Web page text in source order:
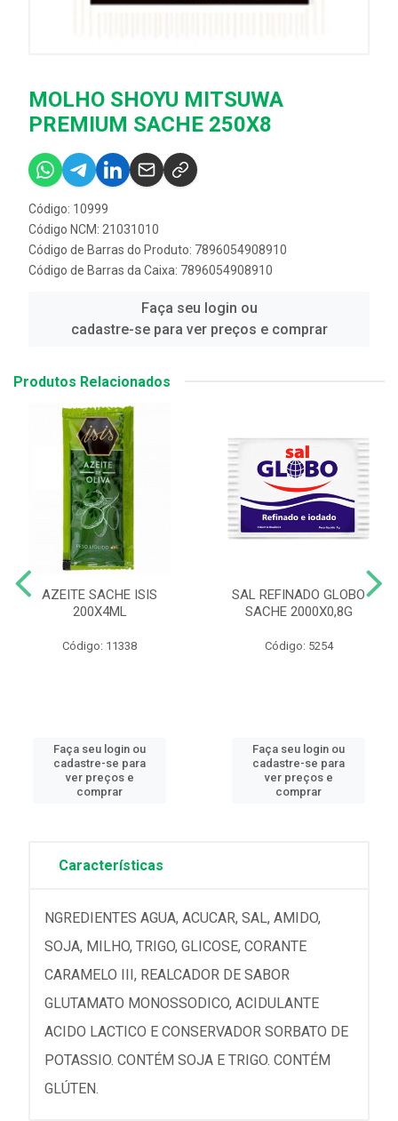
MOLHO SHOYU MITSUWA
PREMIUM SACHE 250X8
Código: 10999
Código NCM: 21031010
Código de Barras do Produto: 7896054908910
Código de Barras da Caixa: 7896054908910
Faça seu login ou
cadastre-se para ver preços e comprar
Produtos Relacionados
AZEITE SACHE ISIS
200X4ML
Código: 11338
Faça seu login ou
cadastre-se para
ver preços e
comprar
SAL REFINADO GLOBO
SACHE 2000X0,8G
Código: 5254
Faça seu login ou
cadastre-se para
ver preços e
comprar
Características
NGREDIENTES AGUA, ACUCAR, SAL, AMIDO,
SOJA, MILHO, TRIGO, GLICOSE, CORANTE
CARAMELO III, REALCADOR DE SABOR
GLUTAMATO MONOSSODICO, ACIDULANTE
ACIDO LACTICO E CONSERVADOR SORBATO DE
POTASSIO. CONTÉM SOJA E TRIGO. CONTÉM
GLÚTEN.